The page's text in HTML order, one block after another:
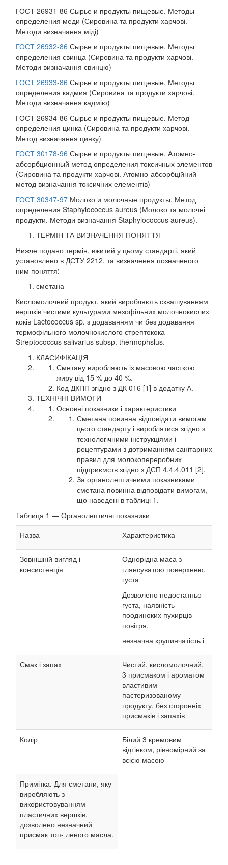
ГОСТ 26931-86 Сырье и продукты пищевые. Методы
определения меди (Сировина та продукти харчові.
Методи визначання міді)
ГОСТ 26932-86 Сырье и продукты пищевые. Методы
определения свинца (Сировина та продукти харчові.
Методи визначання свинцю)
ГОСТ 26933-86 Сырье и продукты пищевые. Методы
определения кадмия (Сировина та продукти харчові.
Методи визначання кадмію)
ГОСТ 26934-86 Сырье и продукты пищевые. Метод
определения цинка (Сировина та продукти харчові.
Метод визначання цинку)
ГОСТ 30178-96 Сырье и продукты пищевые. Атомно-
абсорбционный метод определения токсичных элементов
(Сировина та продукти харчові. Атомно-абсорбційний
метод визначання токсичних елементів)
ГОСТ 30347-97 Молоко и молочные продукты. Метод
определения Staphylococcus aureus (Молоко та молочні
продукти. Методи визначання Staphylococcus aureus).
ТЕРМІН ТА ВИЗНАЧЕННЯ ПОНЯТТЯ
Нижче подано термін, вжитий у цьому стандарті, який
установлено в ДСТУ 2212, та визначення позначеного
ним поняття:
сметана
Кисломолочний продукт, який виробляють сквашуванням
вершків чистими культурами мезофільних молочнокислих
коків Lactococcus sp. з додаванням чи без додавання
термофільного молочнокислого стрептокока
Streptococcus salivarius subsp. thermophslus.
КЛАСИФІКАЦІЯ
Сметану виробляють із масовою часткою
жиру від 15 % до 40 %.
Код ДКПП згідно з ДК 016 [1] в додатку А.
ТЕХНІЧНІ ВИМОГИ
Основні показники і характеристики
Сметана повинна відповідати вимогам
цього стандарту і вироблятися згідно з
технологічними інструкціями і
рецептурами з дотриманням санітарних
правил для молокопереробних
підприємств згідно з ДСП 4.4.4.011 [2].
За органолептичними показниками
сметана повинна відповідати вимогам,
що наведені в таблиці 1.
Таблиця 1 — Органолептичні показники
Назва
Характеристика
Зовнішній вигляд і
консистенція
Однорідна маса з
глянсуватою поверхнею,
густа
Дозволено недостатньо
густа, наявність
поодиноких пухирців
повітря,
незначна крупинчатість і
Смак і запах
Чистий, кисломолочний,
3 присмаком і ароматом
властивим
пастеризованому
продукту, без сторонніх
присмаків і запахів
Колір
Білий 3 кремовим
відтінком, рівномірний за
всією масою
Примітка. Для сметани, яку
виробляють з
використовуванням
пластичних вершків,
дозволено незначний
присмак топ- леного масла.